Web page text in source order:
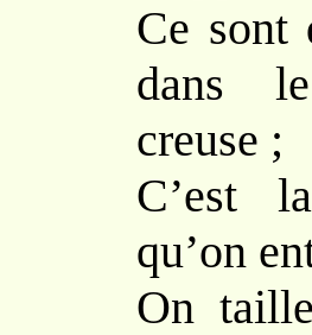
Ce sont
dans
creuse ;
C’est
qu’on
On